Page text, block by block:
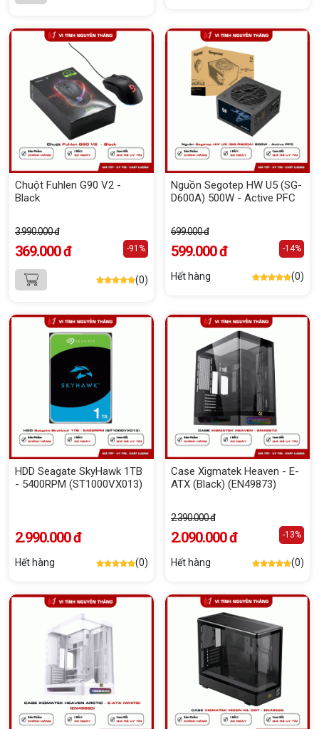
Chuột Fuhlen G90 V2 -
Black
3.990.000 đ
369.000 đ -91%
(0)
Nguồn Segotep HW U5 (SG-
D600A) 500W - Active PFC
699.000 đ
599.000 đ -14%
Hết hàng (0)
HDD Seagate SkyHawk 1TB
- 5400RPM (ST1000VX013)
2.990.000 đ
Hết hàng (0)
Case Xigmatek Heaven - E-
ATX (Black) (EN49873)
2.390.000 đ
2.090.000 đ -13%
Hết hàng (0)